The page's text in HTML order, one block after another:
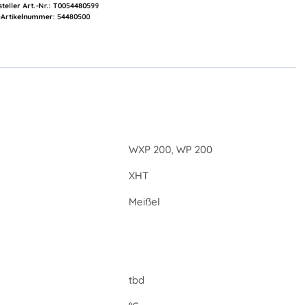
Art.-Nr.: T0054480599
Artikelnummer: 54480500
WXP 200, WP 200
XHT
Meißel
tbd